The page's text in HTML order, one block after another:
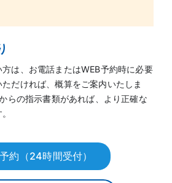
は、お電話またはWEB予約時に必要
だければ、概算をご案内いたしま
らの指示書類があれば、より正確な
約（24時間受付）